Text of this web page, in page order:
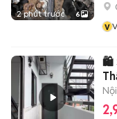
2 phút trước 6
v
🛍️